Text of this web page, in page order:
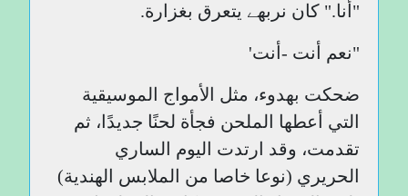
"أنا." كان نربھے يتعرق بغزارة.
"نعم أنت -أنت'
ضحكت بهدوء، مثل الأمواج الموسيقية
التي أعطها الملحن فجأة لحنًا جديدًا، ثم
تقدمت، وقد ارتدت اليوم الساري
الحريري (نوعا خاصا من الملابس الهندية)